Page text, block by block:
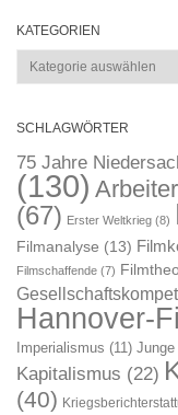
KATEGORIEN
Kategorien
SCHLAGWÖRTER
75 Jahre
(130)
(67) Erster Weltkrieg (8)
Filmanalyse (13)
Filmschaffende (7)
Hannover-
Imperialismus (11) Junge
Kapitalismus (22)
(40)